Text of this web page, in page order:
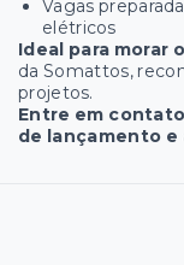
Vagas
elétricos
Ideal para morar
da Somattos,
projetos.
Entre em
de lançamento